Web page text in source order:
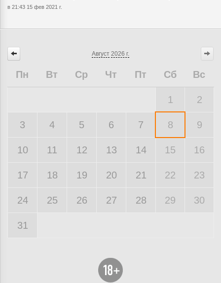
в 21:43 15 фев 2021 г.
Август 2026 г.
Пн Вт Ср Чт Пт Сб Вс
1 2
3 4 5 6 7 8 9
10 11 12 13 14 15 16
17 18 19 20 21 22 23
24 25 26 27 28 29 30
31